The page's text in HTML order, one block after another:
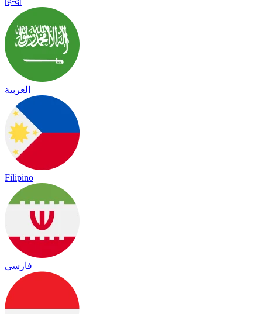
العربية
Filipino
فارسی